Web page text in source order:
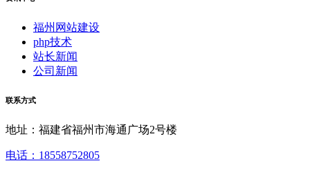
福州网站建设
php技术
站长新闻
公司新闻
联系方式
地址：福建省福州市海通广场2号楼
电话：18558752805